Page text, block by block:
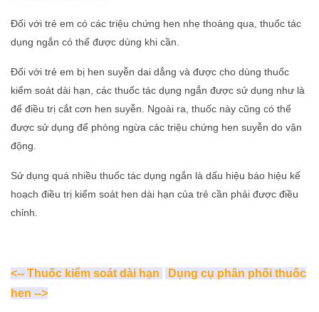
Đối với trẻ em có các triệu chứng hen nhẹ thoáng qua, thuốc tác
dụng ngắn có thể được dùng khi cần.
Đối với trẻ em bị hen suyễn dai dẳng và được cho dùng thuốc
kiểm soát dài hạn, các thuốc tác dụng ngắn được sử dụng như là
để điều trị cắt cơn hen suyễn. Ngoài ra, thuốc này cũng có thể
được sử dụng để phòng ngừa các triệu chứng hen suyễn do vận
động.
Sử dụng quá nhiều thuốc tác dụng ngắn là dấu hiệu báo hiệu kế
hoạch điều trị kiểm soát hen dài hạn của trẻ cần phải được điều
chỉnh.
<-- Thuốc kiểm soát dài hạn
Dụng cụ phân phối thuốc
hen -->